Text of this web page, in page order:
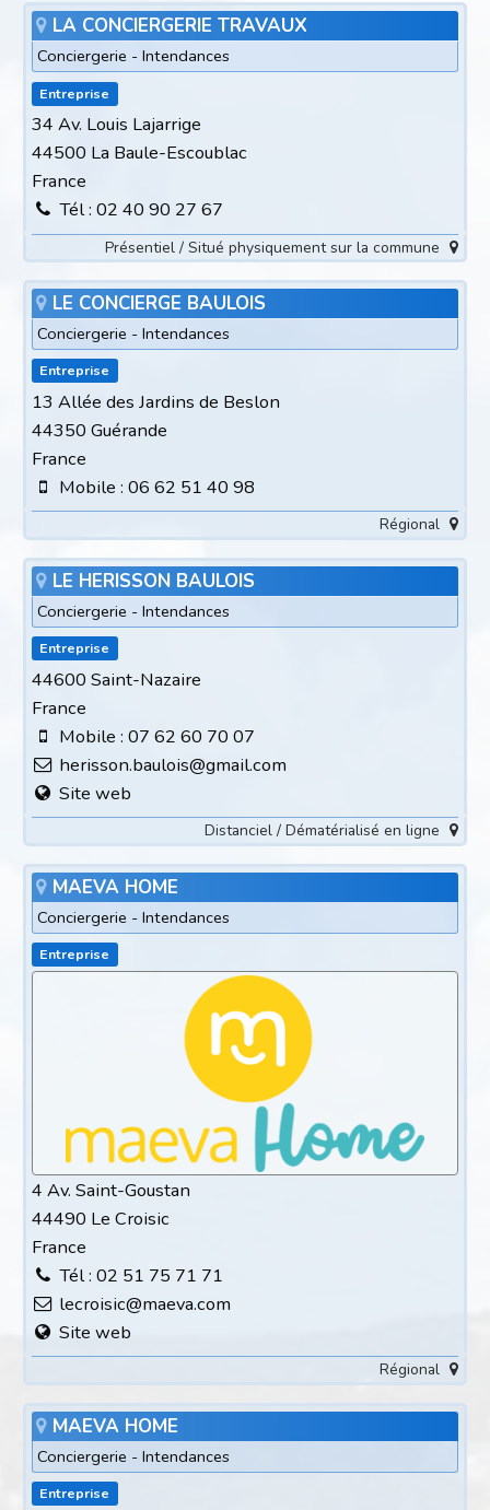
LA CONCIERGERIE TRAVAUX
Conciergerie - Intendances
Entreprise
34 Av. Louis Lajarrige
44500 La Baule-Escoublac
France
Tél : 02 40 90 27 67
Présentiel / Situé physiquement sur la commune
LE CONCIERGE BAULOIS
Conciergerie - Intendances
Entreprise
13 Allée des Jardins de Beslon
44350 Guérande
France
Mobile : 06 62 51 40 98
Régional
LE HERISSON BAULOIS
Conciergerie - Intendances
Entreprise
44600 Saint-Nazaire
France
Mobile : 07 62 60 70 07
herisson.baulois@gmail.com
Site web
Distanciel / Dématérialisé en ligne
MAEVA HOME
Conciergerie - Intendances
Entreprise
4 Av. Saint-Goustan
44490 Le Croisic
France
Tél : 02 51 75 71 71
lecroisic@maeva.com
Site web
Régional
MAEVA HOME
Conciergerie - Intendances
Entreprise